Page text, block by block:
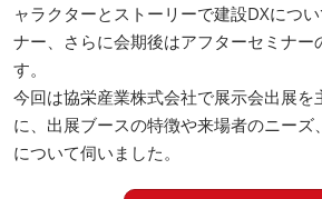
ャラクターとストーリーで建設DXにつ
ナー、さらに会期後はアフターセミナー
す。
今回は協栄産業株式会社で展示会出展を
に、出展ブースの特徴や来場者のニーズ
について伺いました。